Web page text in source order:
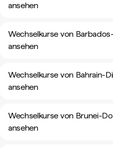
ansehen
Wechselkurse von
ansehen
Wechselkurse von Bahrain-
ansehen
Wechselkurse von Brunei-
ansehen